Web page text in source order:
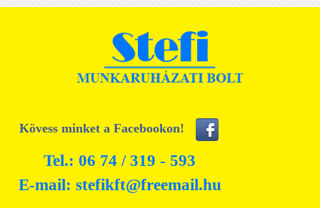
Kövess minket a Facebookon!
Tel.: 06 74 / 319 - 593
E-mail: stefikft@freemail.hu